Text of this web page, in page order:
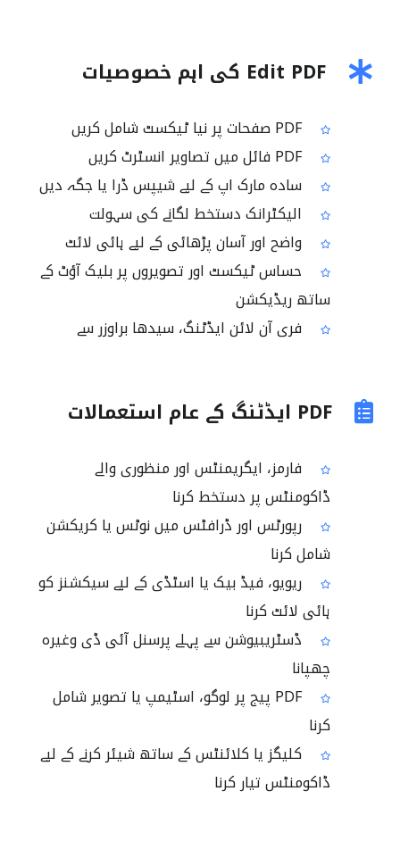
Edit PDF کی اہم خصوصیات
سادہ مارک اپ کے لیے شیپس ڈرا یا جگہ دیں
الیکٹرانک دستخط لگانے کی سہولت
واضح اور آسان پڑھائی کے لیے ہائی لائٹ
حساس ٹیکسٹ اور تصویروں پر بلیک آؤٹ کے
ساتھ ریڈیکشن
فری آن لائن ایڈٹنگ، سیدھا براوزر سے
PDF ایڈٹنگ کے عام استعمالات
فارمز، ایگریمنٹس اور منظوری والے
ڈاکومنٹس پر دستخط کرنا
رپورٹس اور ڈرافٹس میں نوٹس یا کریکشن
شامل کرنا
ریویو، فیڈ بیک یا اسٹڈی کے لیے سیکشنز کو
ہائی لائٹ کرنا
ڈسٹریبیوشن سے پہلے پرسنل آئی ڈی وغیرہ
چھپانا
PDF پیج پر لوگو، اسٹیمپ یا تصویر شامل
کرنا
کلیگز یا کلائنٹس کے ساتھ شیئر کرنے کے لیے
ڈاکومنٹس تیار کرنا